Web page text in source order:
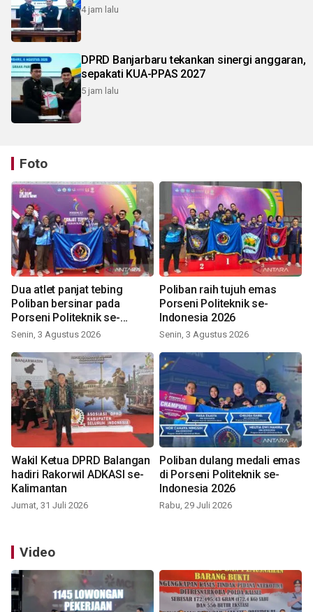
4 jam lalu
DPRD Banjarbaru tekankan sinergi anggaran,
sepakati KUA-PPAS 2027
5 jam lalu
Foto
Dua atlet panjat tebing
Poliban bersinar pada
Porseni Politeknik se-
Indonesia 2026
Senin, 3 Agustus 2026
Poliban raih tujuh emas
Porseni Politeknik se-
Indonesia 2026
Senin, 3 Agustus 2026
Wakil Ketua DPRD Balangan
hadiri Rakorwil ADKASI se-
Kalimantan
Jumat, 31 Juli 2026
Poliban dulang medali emas
di Porseni Politeknik se-
Indonesia 2026
Rabu, 29 Juli 2026
Video